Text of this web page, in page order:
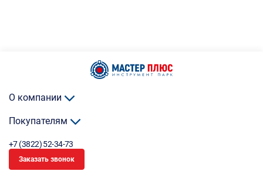
О компании
Покупателям
+7 (3822) 52-34-73
Заказать звонок